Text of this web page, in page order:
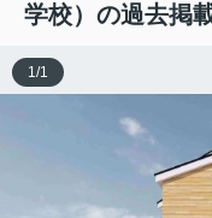
学校）の過去掲
1/1